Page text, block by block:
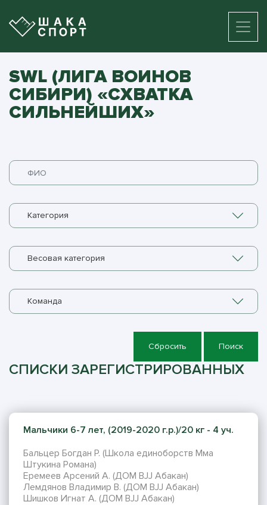
SWL (ЛИГА ВОИНОВ
СИБИРИ) «СХВАТКА
СИЛЬНЕЙШИХ»
Категория
Весовая категория
Команда
Сбросить Поиск
СПИСКИ ЗАРЕГИСТРИРОВАННЫХ
Мальчики 6-7 лет, (2019-2020 г.р.)/20 кг - 4 уч.
Бальцер Богдан Р. (Школа единоборств Мма
Штукина Романа)
Еремеев Арсений А. (ДОМ BJJ Абакан)
Лемдянов Владимир В. (ДОМ BJJ Абакан)
Шишков Игнат А. (ДОМ BJJ Абакан)